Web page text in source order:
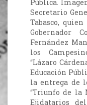
Pública.
Secretario
Tabasco,
Gobernador
Fernández
los
“Lázaro
Educación
la entrega de
“Triunfo de la
Ejidatarios